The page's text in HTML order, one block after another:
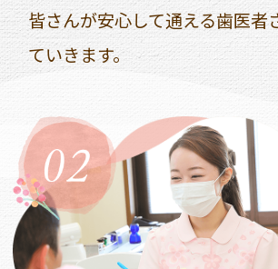
皆さんが安心して通える歯医者
ていきます。